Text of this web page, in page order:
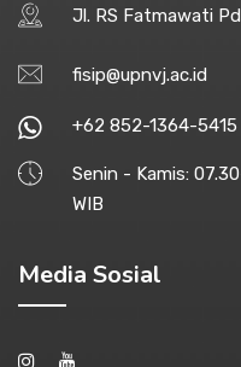
Jl. RS Fatmawati
fisip@upnvj.ac.id
+62 852-1364-5415
Senin - Kamis:
WIB
Media Sosial